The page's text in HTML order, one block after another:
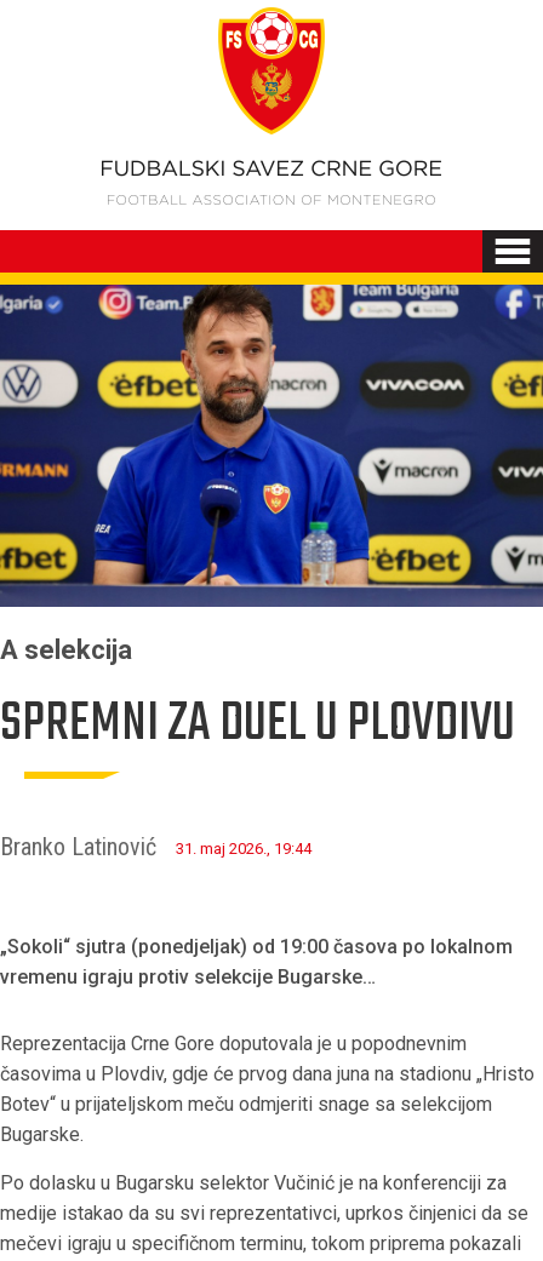
A selekcija
SPREMNI ZA DUEL U PLOVDIVU
Branko Latinović 31. maj 2026., 19:44
„Sokoli“ sjutra (ponedjeljak) od 19:00 časova po lokalnom
vremenu igraju protiv selekcije Bugarske…
Reprezentacija Crne Gore doputovala je u popodnevnim
časovima u Plovdiv, gdje će prvog dana juna na stadionu „Hristo
Botev“ u prijateljskom meču odmjeriti snage sa selekcijom
Bugarske.
Po dolasku u Bugarsku selektor Vučinić je na konferenciji za
medije istakao da su svi reprezentativci, uprkos činjenici da se
mečevi igraju u specifičnom terminu, tokom priprema pokazali